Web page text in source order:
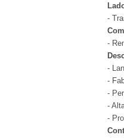
-
-
-
-
-
-
-